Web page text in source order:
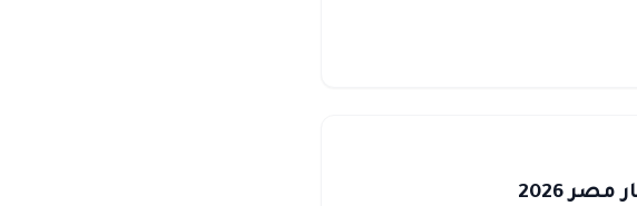
2026